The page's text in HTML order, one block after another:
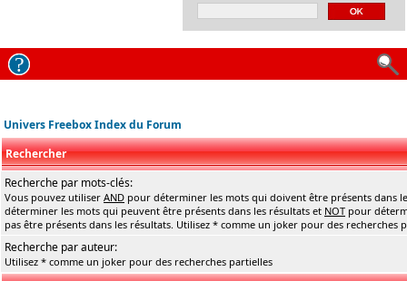
Univers Freebox Index du Forum
Rechercher
Recherche par mots-clés:
Vous pouvez utiliser AND pour déterminer les mots qui doivent être présents dans
déterminer les mots qui peuvent être présents dans les résultats et NOT pour
pas être présents dans les résultats. Utilisez * comme un joker pour des recherches
Recherche par auteur:
Utilisez * comme un joker pour des recherches partielles